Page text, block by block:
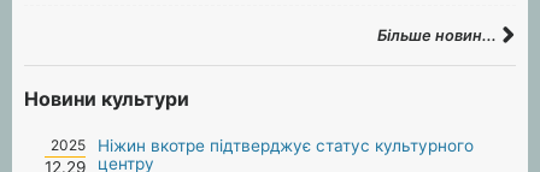
Більше новин...
Новини культури
2025
12.29
Ніжин вкотре підтверджує статус культурного
центру